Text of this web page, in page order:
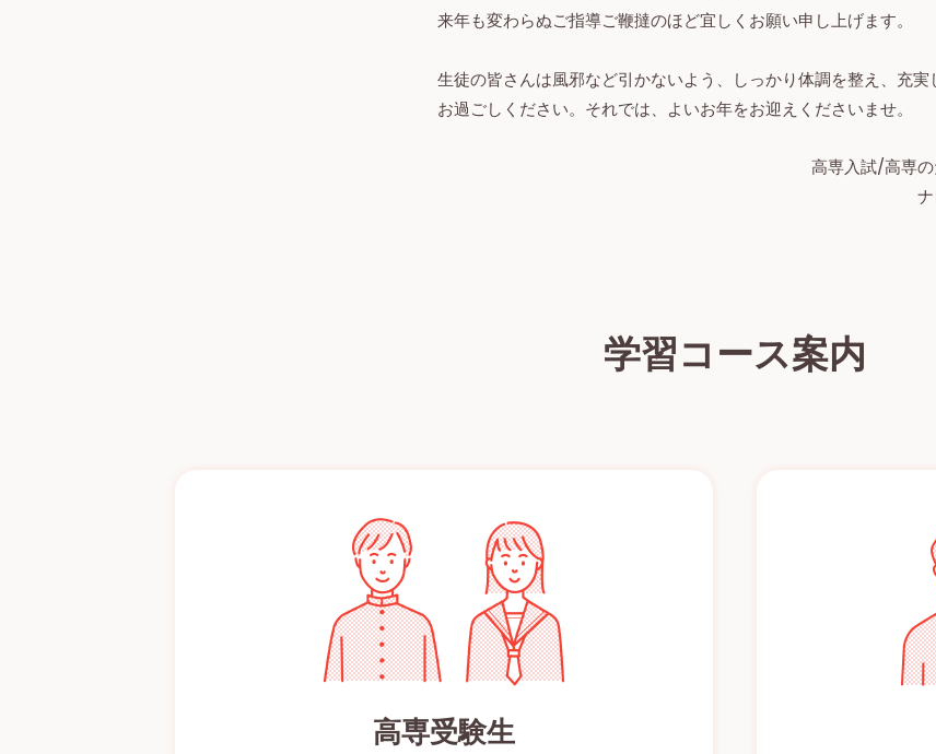
来年も変わらぬご指導ご鞭撻のほど宜しくお願い申し上げます。
生徒の皆さんは風邪など引かないよう、しっかり体調を整え、充実
お過ごしください。それでは、よいお年をお迎えくださいませ。
高専入試/高専
学習コース案内
高専受験生